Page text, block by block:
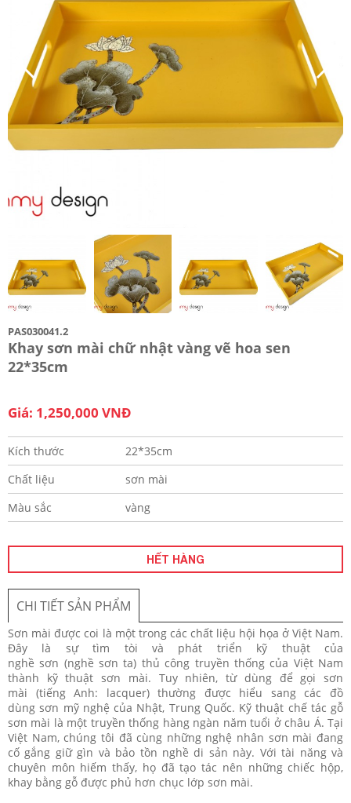
PAS030041.2
Khay sơn mài chữ nhật vàng vẽ hoa sen
22*35cm
Giá: 1,250,000 VNĐ
Kích thước
22*35cm
Chất liệu
sơn mài
Màu sắc
vàng
HẾT HÀNG
CHI TIẾT SẢN PHẨM
Sơn mài được coi là một trong các chất liệu hội họa ở Việt Nam.
Đây là sự tìm tòi và phát triển kỹ thuật của
nghề sơn (nghề sơn ta) thủ công truyền thống của Việt Nam
thành kỹ thuật sơn mài. Tuy nhiên, từ dùng để gọi sơn
mài (tiếng Anh: lacquer) thường được hiểu sang các đồ
dùng sơn mỹ nghệ của Nhật, Trung Quốc. Kỹ thuật chế tác gỗ
sơn mài là một truyền thống hàng ngàn năm tuổi ở châu Á. Tại
Việt Nam, chúng tôi đã cùng những nghệ nhân sơn mài đang
cố gắng giữ gìn và bảo tồn nghề di sản này. Với tài năng và
chuyên môn hiếm thấy, họ đã tạo tác nên những chiếc hộp,
khay bằng gỗ được phủ hơn chục lớp sơn mài.